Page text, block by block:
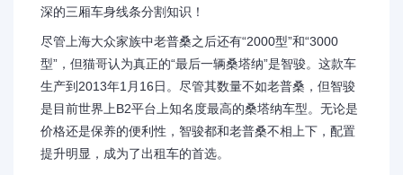
深的三厢车身线条分割知识！
尽管上海大众家族中老普桑之后还有“2000型”和“3000
型”，但猫哥认为真正的“最后一辆桑塔纳”是智骏。这款车
生产到2013年1月16日。尽管其数量不如老普桑，但智骏
是目前世界上B2平台上知名度最高的桑塔纳车型。无论是
价格还是保养的便利性，智骏都和老普桑不相上下，配置
提升明显，成为了出租车的首选。